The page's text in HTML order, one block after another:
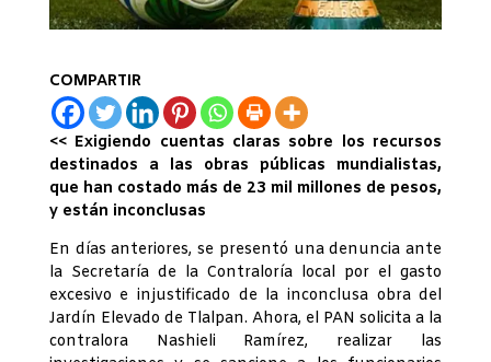
COMPARTIR
<< Exigiendo cuentas claras sobre los recursos
destinados a las obras públicas mundialistas,
que han costado más de 23 mil millones de pesos,
y están inconclusas
En días anteriores, se presentó una denuncia ante
la Secretaría de la Contraloría local por el gasto
excesivo e injustificado de la inconclusa obra del
Jardín Elevado de Tlalpan. Ahora, el PAN solicita a la
contralora Nashieli Ramírez, realizar las